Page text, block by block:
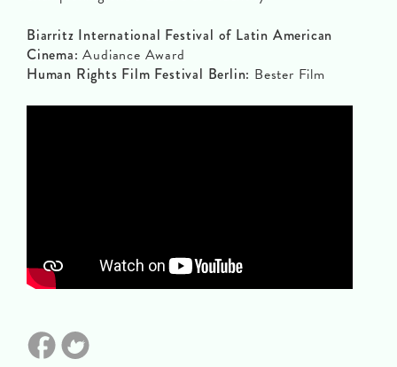
Biarritz International Festival of Latin American
Cinema: Audiance Award
Human Rights Film Festival Berlin: Bester Film